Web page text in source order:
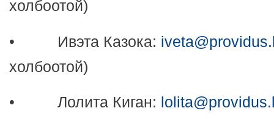
холбоотой)
• Ивэта Казока:
холбоотой)
• Лолита Киган: